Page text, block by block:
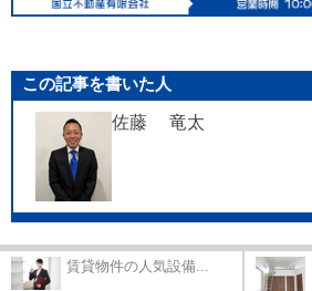
この記事を書いた人
佐藤 竜太
賃貸物件の人気設備...